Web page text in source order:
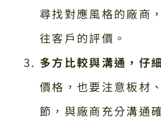
尋找對應風格的廠商
往客戶的評價。
多方比較與溝通，仔
價格，也要注意板材
節，與廠商充分溝通